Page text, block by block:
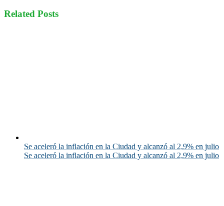
Related Posts
Se aceleró la inflación en la Ciudad y alcanzó al 2,9% en julio
Se aceleró la inflación en la Ciudad y alcanzó al 2,9% en julio